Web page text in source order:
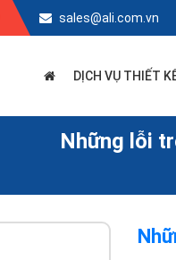
sales@ali.com.vn
DỊCH VỤ THIẾT
Những lỗi